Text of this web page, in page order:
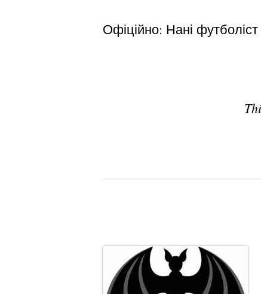
Офіційно: Нані футболіст